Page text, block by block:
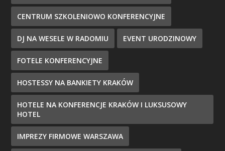
CENTRUM SZKOLENIOWO KONFERENCYJNE
DJ NA WESELE W RADOMIU EVENT URODZINOWY
FOTELE KONFERENCYJNE
HOSTESSY NA BANKIETY KRAKÓW
HOTELE NA KONFERENCJE KRAKÓW I LUKSUSOWY
HOTEL
IMPREZY FIRMOWE WARSZAWA